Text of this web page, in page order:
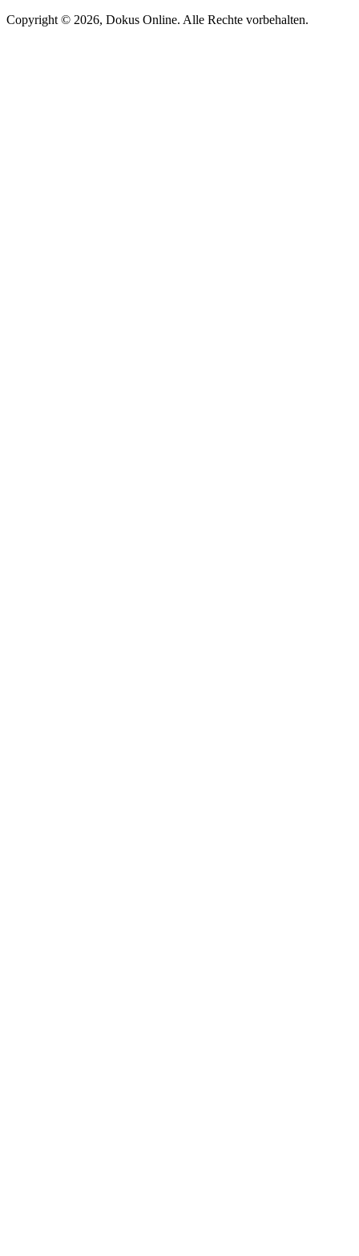
Copyright © 2026, Dokus Online. Alle Rechte vorbehalten.